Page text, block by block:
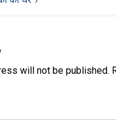
will not be published.